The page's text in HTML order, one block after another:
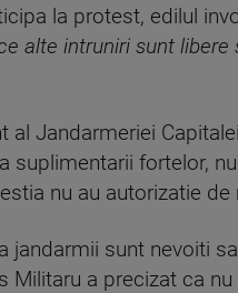
la protest, edilul
alte intruniri sunt
al Jandarmeriei
suplimentarii fortelor,
nu au autorizatie de
jandarmii sunt nevoiti
Militaru a precizat ca